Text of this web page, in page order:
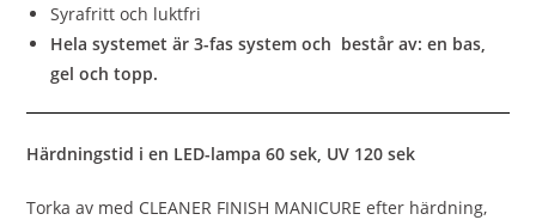
Syrafritt och luktfri
Hela systemet är 3-fas system och består av: en bas,
gel och topp.
Härdningstid i en LED-lampa 60 sek, UV 120 sek
Torka av med CLEANER FINISH MANICURE efter härdning,